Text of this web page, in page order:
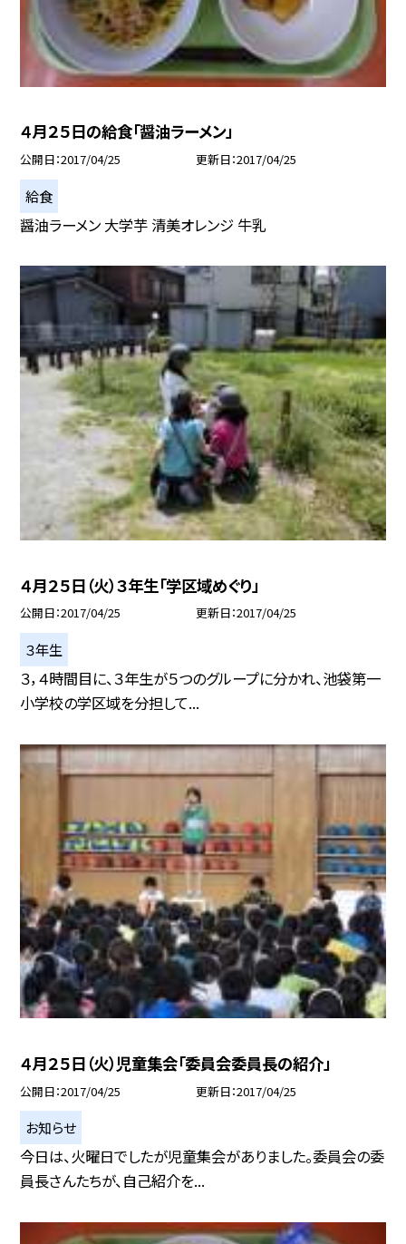
４月２５日の給食「醤油ラーメン」
公開日 2017/04/25 更新日 2017/04/25
給食
醤油ラーメン 大学芋 清美オレンジ 牛乳
４月２５日（火）３年生「学区域めぐり」
公開日 2017/04/25 更新日 2017/04/25
３年生
３，４時間目に、３年生が５つのグループに分かれ、池袋第一
小学校の学区域を分担して...
４月２５日（火）児童集会「委員会委員長の紹介」
公開日 2017/04/25 更新日 2017/04/25
お知らせ
今日は、火曜日でしたが児童集会がありました。委員会の委
員長さんたちが、自己紹介を...